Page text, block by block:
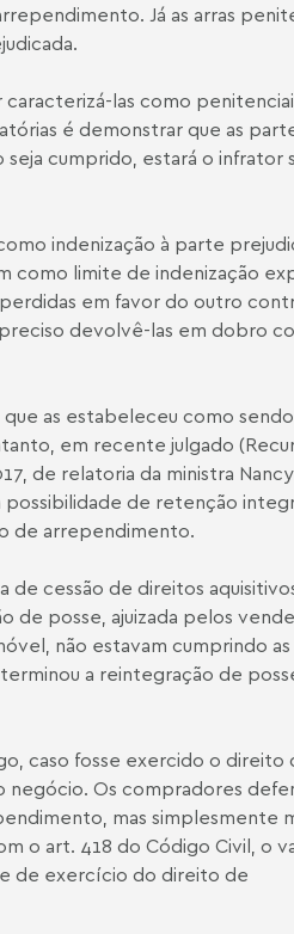
Já as arras
las como
é demonstrar que as
cumprido, estará o infrator
indenização à parte
como limite de indenização
em favor do outro
devolvê-las em dobro
que as estabeleceu como
em recente julgado
de relatoria da ministra Nancy
de retenção
de arrependimento.
de cessão de direitos
de posse, ajuizada pelos
não estavam cumprindo as
a reintegração de
caso fosse exercido o direito
Os compradores
mas simplesmente
o art. 418 do Código Civil, o
de exercício do direito de